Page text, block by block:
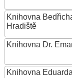
Knihovna
Hradiště
Knihovna Dr.
Knihovna